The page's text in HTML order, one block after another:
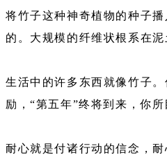
将竹子这种神奇植物的种子
的。大规模的纤维状根系在
生活中的许多东西就像竹子
励，“第五年”终将到来，你
耐心就是付诸行动的信念，耐